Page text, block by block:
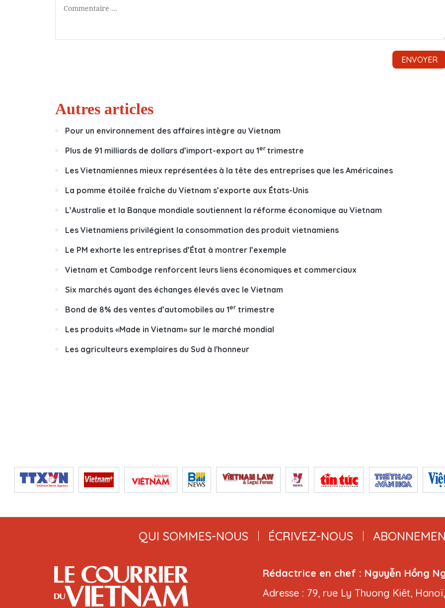
Autres articles
Pour un environnement des affaires intègre au Vietnam
Plus de 91 milliards de dollars d’import-export au 1er trimestre
Les Vietnamiennes mieux représentées à la tête des entreprises que les Américaines
La pomme étoilée fraîche du Vietnam s’exporte aux États-Unis
L’Australie et la Banque mondiale soutiennent la réforme économique au Vietnam
Les Vietnamiens privilégient la consommation des produit vietnamiens
Le PM exhorte les entreprises d’État à montrer l’exemple
Vietnam et Cambodge renforcent leurs liens économiques et commerciaux
Six marchés ayant des échanges élevés avec le Vietnam
Bond de 8% des ventes d’automobiles au 1er trimestre
Les produits «Made in Vietnam» sur le marché mondial
Les agriculteurs exemplaires du Sud à l'honneur
QUI SOMMES-NOUS ÉCRIVEZ-NOUS
Rédactrice en chef : Nguyễn Hồng
Adresse : 79, rue Ly Thuong Kiêt,